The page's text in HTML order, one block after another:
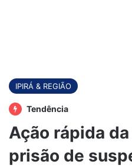
IPIRÁ & REGIÃO
Tendência
Ação rápida
prisão de